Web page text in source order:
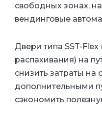
свободных зонах,
вендинговые
Двери типа SST-
распахивания) на
снизить затраты
дополнительными
сэкономить